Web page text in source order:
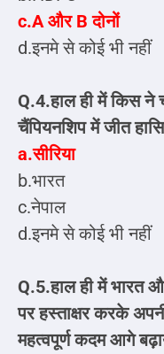
c.A और B दोनों
d.इनमे से कोई भी नहीं
Q.4.हाल ही में किस ने
चैंपियनशिप में जीत
a.सीरिया
b.भारत
c.नेपाल
d.इनमे से कोई भी नहीं
Q.5.हाल ही में भारत
पर हस्ताक्षर करके
महत्वपूर्ण कदम आगे